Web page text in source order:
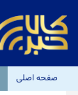
صفحه اصلی